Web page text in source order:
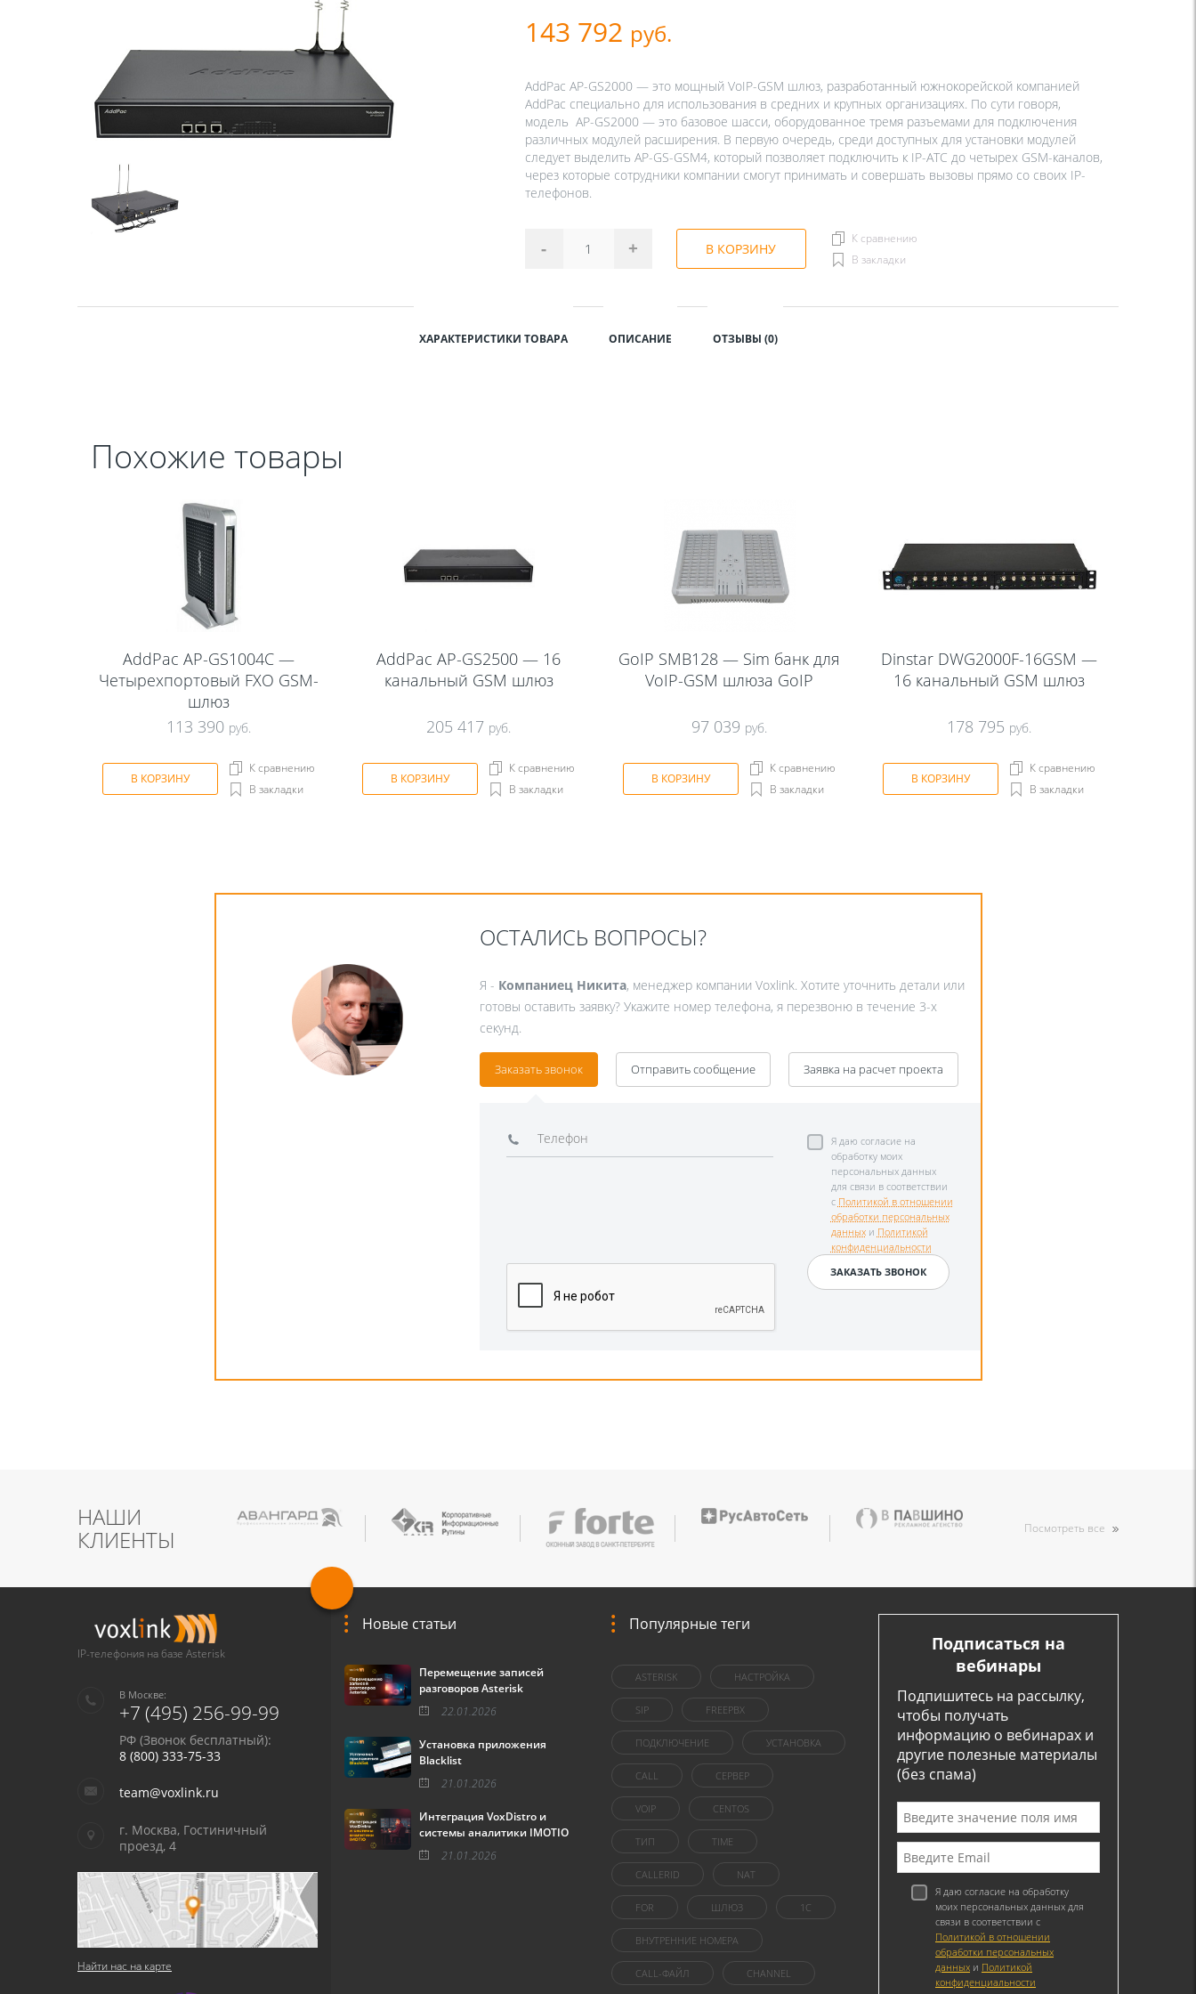
143 792 руб.
AddPac AP-GS2000 — это мощный VoIP-GSM шлюз, разработанный южнокорейской компанией
AddPac специально для использования в средних и крупных организациях. По сути говоря,
модель AP-GS2000 — это базовое шасси, оборудованное тремя разъемами для подключения
различных модулей расширения. В первую очередь, среди доступных для установки модулей
следует выделить AP-GS-GSM4, который позволяет подключить к IP-АТС до четырех GSM-каналов,
через которые сотрудники компании смогут принимать и совершать вызовы прямо со своих IP-
телефонов.
- + В КОРЗИНУ
К сравнению
В закладки
ХАРАКТЕРИСТИКИ ТОВАРА ОПИСАНИЕ ОТЗЫВЫ (0)
Похожие товары
AddPac AP-GS1004C —
Четырехпортовый FXO GSM-
шлюз
113 390 руб.
В КОРЗИНУ
К сравнению
В закладки
AddPac AP-GS2500 — 16
канальный GSM шлюз
205 417 руб.
В КОРЗИНУ
К сравнению
В закладки
GoIP SMB128 — Sim банк для
VoIP-GSM шлюза GoIP
97 039 руб.
В КОРЗИНУ
К сравнению
В закладки
Dinstar DWG2000F-16GSM —
16 канальный GSM шлюз
178 795 руб.
В КОРЗИНУ
К сравнению
В закладки
ОСТАЛИСЬ ВОПРОСЫ?
Я - Компаниец Никита, менеджер компании Voxlink. Хотите уточнить детали или
готовы оставить заявку? Укажите номер телефона, я перезвоню в течение 3-х
секунд.
Заказать звонок
Я даю согласие на
обработку моих
персональных данных
для связи в соответствии
с Политикой в отношении
обработки персональных
данныхи Политикой
конфиденциальности
Отправить сообщение Заявка на расчет проекта
НАШИ
КЛИЕНТЫ Посмотреть все
IP-телефония на базе Asterisk
В Москве:
+7 (495) 256-99-99
РФ (Звонок бесплатный):
8 (800) 333-75-33
team@voxlink.ru
г. Москва, Гостиничный
проезд, 4
Найти нас на карте
Новые статьи
Перемещение записей
разговоров Asterisk
22.01.2026
Установка приложения
Blacklist
21.01.2026
Интеграция VoxDistro и
системы аналитики IMOTIO
21.01.2026
Популярные теги
ASTERISK НАСТРОЙКА
SIP FREEPBX
ПОДКЛЮЧЕНИЕ УСТАНОВКА
CALL СЕРВЕР
VOIP CENTOS
ТИП TIME
CALLERID NAT
FOR ШЛЮЗ 1C
ВНУТРЕННИЕ НОМЕРА
CALL-ФАЙЛ CHANNEL
Подписаться на
вебинары
Подпишитесь на рассылку,
чтобы получать
информацию о вебинарах и
другие полезные материалы
(без спама)
Я даю согласие на обработку
моих персональных данных для
связи в соответствии с
Политикой в отношении
обработки персональных
данных и Политикой
конфиденциальности